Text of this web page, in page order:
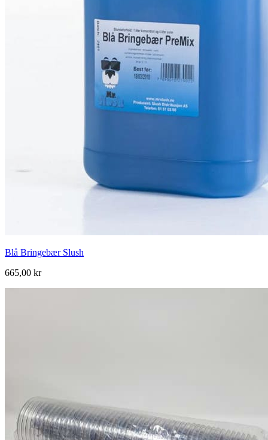
Blå Bringebær Slush
665,00 kr